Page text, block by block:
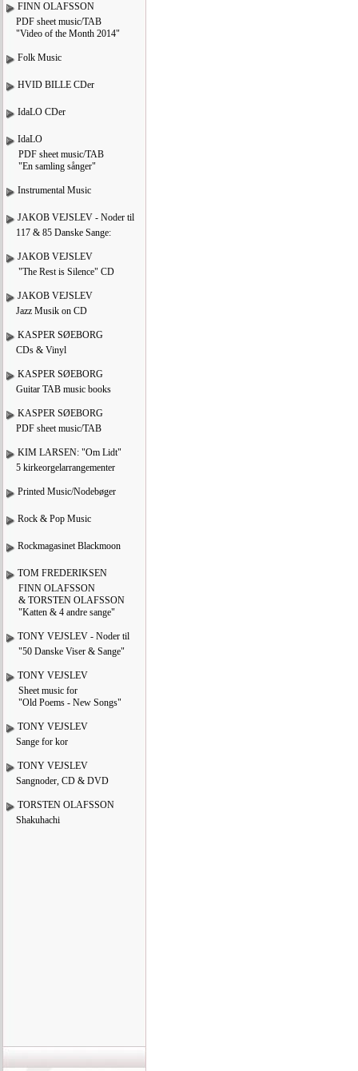
FINN OLAFSSON
PDF sheet music/TAB
"Video of the Month 2014"
Folk Music
HVID BILLE CDer
IdaLO CDer
IdaLO
PDF sheet music/TAB
"En samling sånger"
Instrumental Music
JAKOB VEJSLEV - Noder til
117 & 85 Danske Sange:
JAKOB VEJSLEV
"The Rest is Silence" CD
JAKOB VEJSLEV
Jazz Musik on CD
KASPER SØEBORG
CDs & Vinyl
KASPER SØEBORG
Guitar TAB music books
KASPER SØEBORG
PDF sheet music/TAB
KIM LARSEN: "Om Lidt"
5 kirkeorgelarrangementer
Printed Music/Nodebøger
Rock & Pop Music
Rockmagasinet Blackmoon
TOM FREDERIKSEN
FINN OLAFSSON
& TORSTEN OLAFSSON
"Katten & 4 andre sange"
TONY VEJSLEV - Noder til
"50 Danske Viser & Sange"
TONY VEJSLEV
Sheet music for
"Old Poems - New Songs"
TONY VEJSLEV
Sange for kor
TONY VEJSLEV
Sangnoder, CD & DVD
TORSTEN OLAFSSON
Shakuhachi